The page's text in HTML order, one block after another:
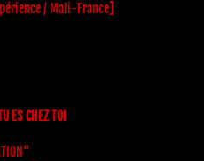
/ Mali-France]
ES CHEZ TOI